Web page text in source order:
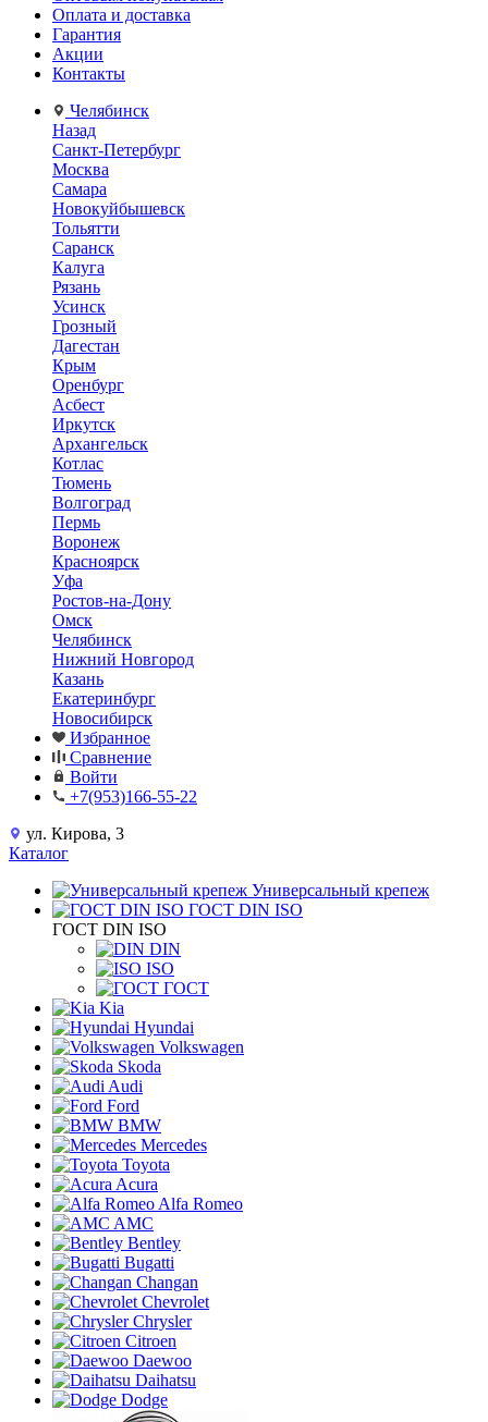
Оплата и доставка
Гарантия
Акции
Контакты
Челябинск
Назад
Санкт-Петербург
Москва
Самара
Новокуйбышевск
Тольятти
Саранск
Калуга
Рязань
Усинск
Грозный
Дагестан
Крым
Оренбург
Асбест
Иркутск
Архангельск
Котлас
Тюмень
Волгоград
Пермь
Воронеж
Красноярск
Уфа
Ростов-на-Дону
Омск
Челябинск
Нижний Новгород
Казань
Екатеринбург
Новосибирск
Избранное
Сравнение
Войти
+7(953)166-55-22
ул. Кирова, 3
Каталог
Универсальный крепеж
ГОСТ DIN ISO
ГОСТ DIN ISO
DIN
ISO
ГОСТ
Kia
Hyundai
Volkswagen
Skoda
Audi
Ford
BMW
Mercedes
Toyota
Acura
Alfa Romeo
AMC
Bentley
Bugatti
Changan
Chevrolet
Chrysler
Citroen
Daewoo
Daihatsu
Dodge